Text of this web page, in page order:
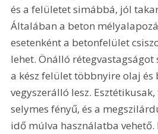
és a felületet simábbá, jól
Általában a beton
esetenként a betonfelület
lehet. Önálló rétegvastagságot
a kész felület többnyire olaj és
vegyszerálló lesz.
selymes fényű, és a
idő múlva használatba